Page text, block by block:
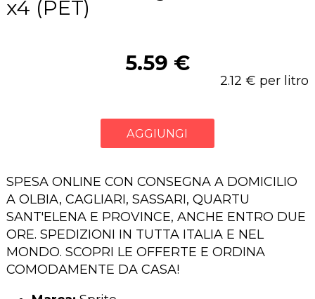
x4 (PET)
5.59 €
2.12 € per litro
AGGIUNGI
SPESA ONLINE CON CONSEGNA A DOMICILIO
A OLBIA, CAGLIARI, SASSARI, QUARTU
SANT'ELENA E PROVINCE, ANCHE ENTRO DUE
ORE. SPEDIZIONI IN TUTTA ITALIA E NEL
MONDO. SCOPRI LE OFFERTE E ORDINA
COMODAMENTE DA CASA!